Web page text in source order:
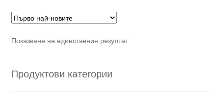
Показване на единствения резултат
Продуктови категории